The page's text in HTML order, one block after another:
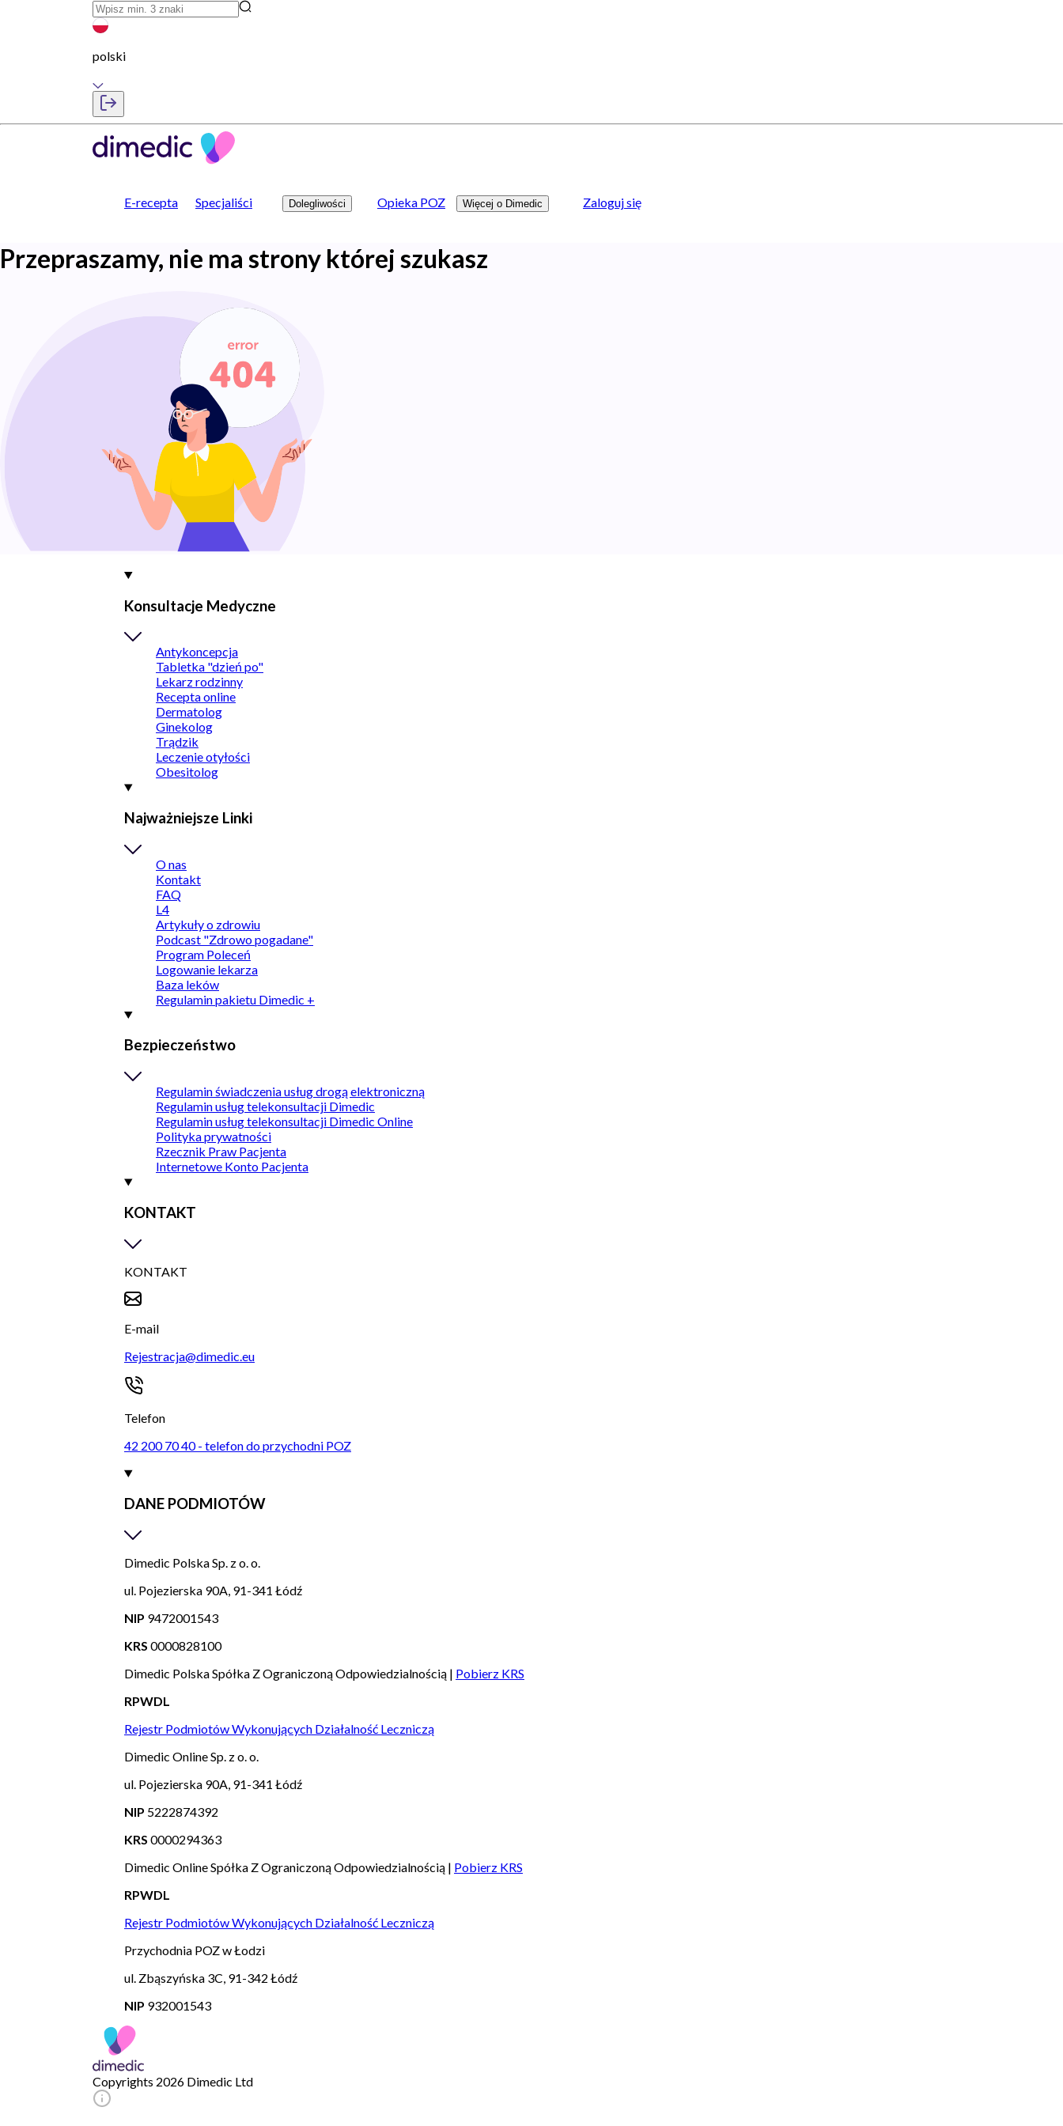
polski
E-recepta Specjaliści Dolegliwości Opieka POZ Więcej o Dimedic Zaloguj się
Przepraszamy, nie ma strony której szukasz
Konsultacje Medyczne
Antykoncepcja
Tabletka "dzień po"
Lekarz rodzinny
Recepta online
Dermatolog
Ginekolog
Trądzik
Leczenie otyłości
Obesitolog
Najważniejsze Linki
O nas
Kontakt
FAQ
L4
Artykuły o zdrowiu
Podcast "Zdrowo pogadane"
Program Poleceń
Logowanie lekarza
Baza leków
Regulamin pakietu Dimedic +
Bezpieczeństwo
Regulamin świadczenia usług drogą elektroniczną
Regulamin usług telekonsultacji Dimedic
Regulamin usług telekonsultacji Dimedic Online
Polityka prywatności
Rzecznik Praw Pacjenta
Internetowe Konto Pacjenta
KONTAKT
KONTAKT
E-mail
Rejestracja@dimedic.eu
Telefon
42 200 70 40 - telefon do przychodni POZ
DANE PODMIOTÓW
Dimedic Polska Sp. z o. o.
ul. Pojezierska 90A, 91-341 Łódź
NIP 9472001543
KRS 0000828100
Dimedic Polska Spółka Z Ograniczoną Odpowiedzialnością | Pobierz KRS
RPWDL
Rejestr Podmiotów Wykonujących Działalność Leczniczą
Dimedic Online Sp. z o. o.
ul. Pojezierska 90A, 91-341 Łódź
NIP 5222874392
KRS 0000294363
Dimedic Online Spółka Z Ograniczoną Odpowiedzialnością | Pobierz KRS
RPWDL
Rejestr Podmiotów Wykonujących Działalność Leczniczą
Przychodnia POZ w Łodzi
ul. Zbąszyńska 3C, 91-342 Łódź
NIP 932001543
Copyrights 2026 Dimedic Ltd